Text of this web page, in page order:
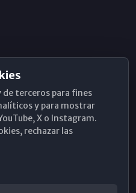
terceros para fines
y para mostrar
X o Instagram.
rechazar las